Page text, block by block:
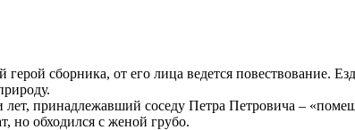
сборника, от его лица ведется повествование.
принадлежавший соседу Петра Петровича –
но обходился с женой грубо.